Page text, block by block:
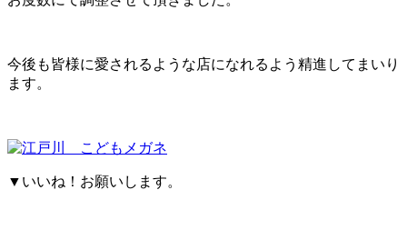
今後も皆様に愛されるような店になれるよう精進してまいり
ます。
▼いいね！お願いします。